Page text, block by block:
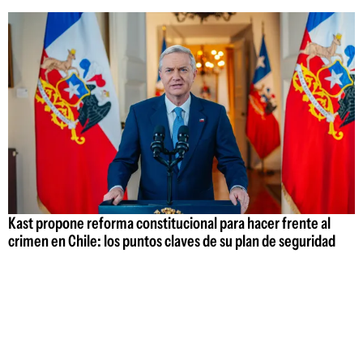
Kast propone reforma constitucional para hacer frente al
crimen en Chile: los puntos claves de su plan de seguridad